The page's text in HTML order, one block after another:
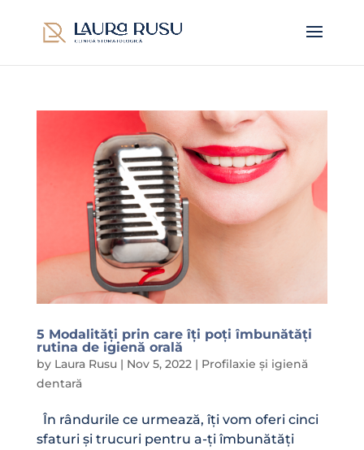
5 Modalități prin care îți poți îmbunătăți
rutina de igienă orală
by Laura Rusu| Nov 5, 2022| Profilaxie și igienă
dentară
În rândurile ce urmează, îți vom oferi cinci
sfaturi și trucuri pentru a-ți îmbunătăți